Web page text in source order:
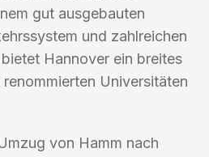
gut ausgebauten
und zahlreichen
Hannover ein breites
Universitäten
von Hamm nach